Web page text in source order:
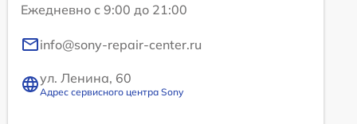
Ежедневно с 9:00 до 21:00
info@sony-repair-center.ru
ул. Ленина, 60
Адрес сервисного центра Sony